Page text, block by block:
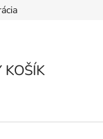
Ochrana osobných